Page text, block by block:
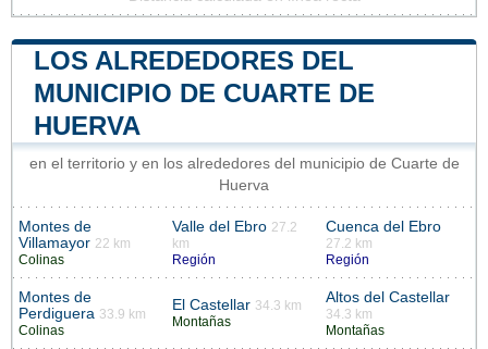
LOS ALREDEDORES DEL
MUNICIPIO DE CUARTE DE
HUERVA
en el territorio y en los alrededores del municipio de Cuarte de
Huerva
Montes de
Villamayor 22 km
Colinas
Valle del Ebro 27.2
km
Región
Cuenca del Ebro
27.2 km
Región
Montes de
Perdiguera 33.9 km
Colinas
El Castellar 34.3 km
Montañas
Altos del Castellar
34.3 km
Montañas